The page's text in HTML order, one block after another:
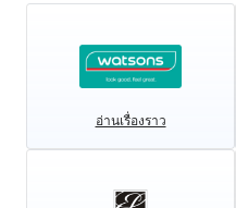
อ่านเรื่องราว